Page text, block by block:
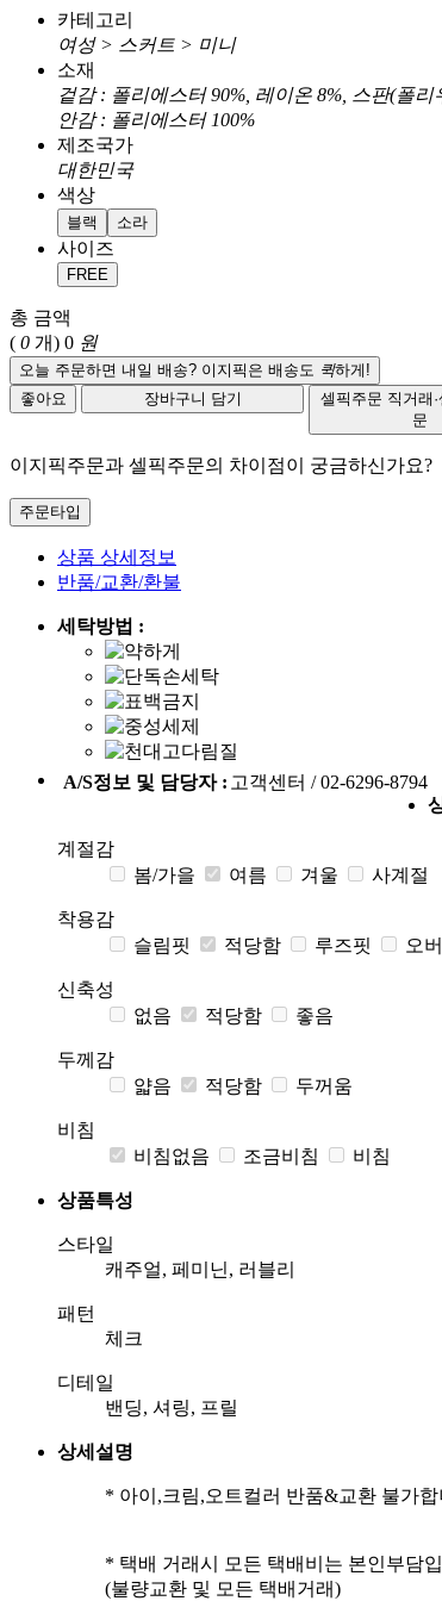
카테고리
여성 > 스커트 > 미니
소재
겉감 : 폴리에스터 90%, 레이온 8%, 스판(폴리
안감 : 폴리에스터 100%
제조국가
대한민국
색상
블랙 소라
사이즈
FREE
총 금액
( 0 개) 0 원
오늘 주문하면 내일 배송? 이지픽은 배송도 퀵하게!
좋아요
장바구니 담기 셀픽주문 직거래
문
이지픽주문과 셀픽주문의 차이점이 궁금하신가요?
주문타입
상품 상세정보
반품/교환/환불
세탁방법 :
A/S정보 및 담당자 : 고객센터 / 02-6296-8794
계절감
봄/가을
여름 겨울 사계절
착용감
슬림핏
적당함 루즈핏 오
신축성
없음
적당함 좋음
두께감
얇음
적당함 두꺼움
비침
비침없음
조금비침 비침
상품특성
스타일
캐주얼, 페미닌, 러블리
패턴
체크
디테일
밴딩, 셔링, 프릴
상세설명
* 아이,크림,오트컬러 반품&교환 불가합
* 택배 거래시 모든 택배비는 본인부담
(불량교환 및 모든 택배거래)